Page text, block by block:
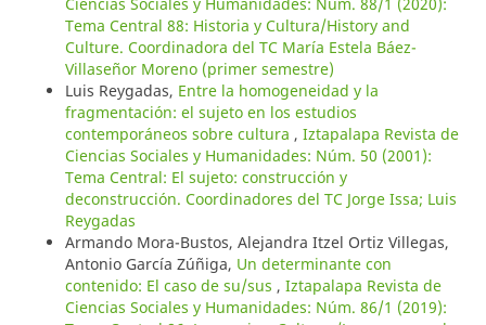
Tema Central 88: Historia y Cultura/History and
Culture. Coordinadora del TC María Estela Báez-
Villaseñor Moreno (primer semestre)
Luis Reygadas, Entre la homogeneidad y la
fragmentación: el sujeto en los estudios
contemporáneos sobre cultura , Iztapalapa Revista de
Ciencias Sociales y Humanidades: Núm. 50 (2001):
Tema Central: El sujeto: construcción y
deconstrucción. Coordinadores del TC Jorge Issa; Luis
Reygadas
Armando Mora-Bustos, Alejandra Itzel Ortiz Villegas,
Antonio García Zúñiga, Un determinante con
contenido: El caso de su/sus , Iztapalapa Revista de
Ciencias Sociales y Humanidades: Núm. 86/1 (2019):